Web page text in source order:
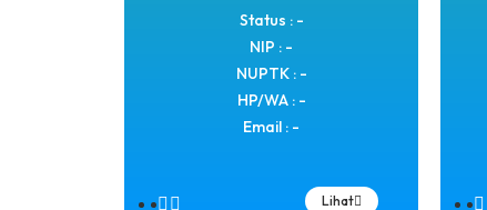
Status : -
NIP : -
NUPTK : -
HP/WA : -
Email : -
Lihat